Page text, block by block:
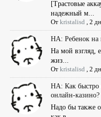
[Tрастовые
надежный м...
Отkristalisd ,2
НА: Ребенок на
На мой взгляд,
жиз...
Отkristalisd ,2
НА: Как быстро
онлайн-казино?
Надо бы также